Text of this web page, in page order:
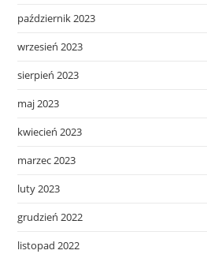
październik 2023
wrzesień 2023
sierpień 2023
maj 2023
kwiecień 2023
marzec 2023
luty 2023
grudzień 2022
listopad 2022